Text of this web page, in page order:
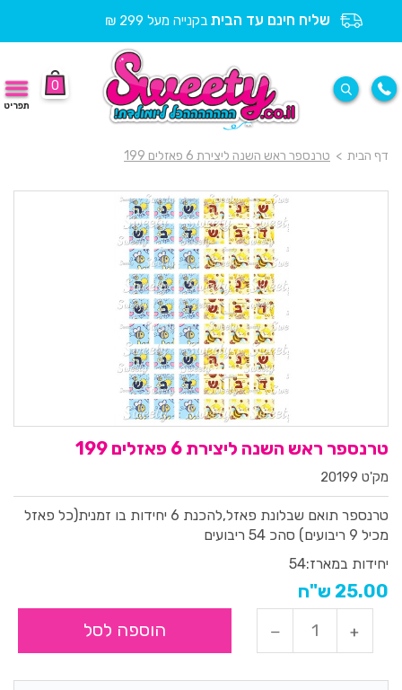
שליח חינם עד הבית בקנייה מעל 299 ₪
0
תפריט
דף הבית > טרנספר ראש השנה ליצירת 6 פאזלים 199
טרנספר ראש השנה ליצירת 6 פאזלים 199
מק'ט 20199
טרנספר תואם שבלונת פאזל,להכנת 6 יחידות בו זמנית(כל פאזל
מכיל 9 ריבועים) סהכ 54 ריבועים
יחידות במארז:54
25.00 ש"ח
הוספה לסל